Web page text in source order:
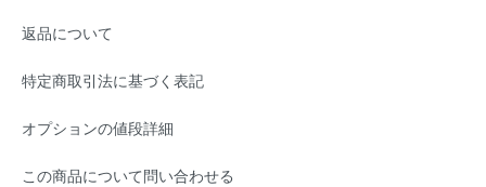
返品について
特定商取引法に基づく表記
オプションの値段詳細
この商品について問い合わせる